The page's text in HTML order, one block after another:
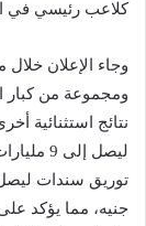
كلاعب رئيسي في
وجاء الإعلان
ومجموعة من كبار
نتائج استثنائية
ليصل
جنيه، مما يؤكد